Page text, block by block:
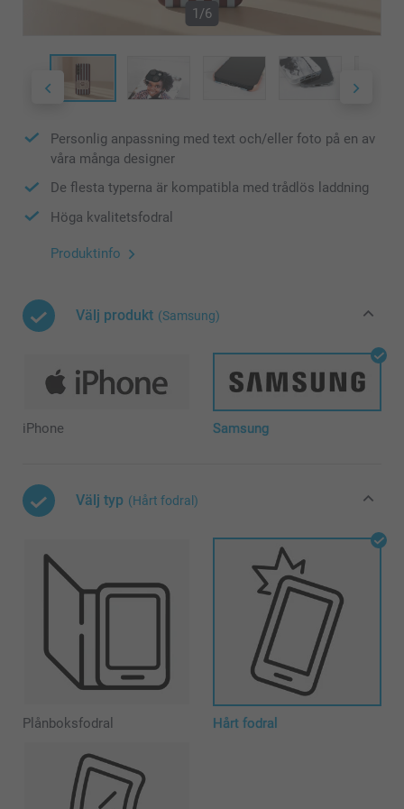
1/6
Personlig anpassning med text och/eller foto på en av
våra många designer
De flesta typerna är kompatibla med trådlös laddning
Höga kvalitetsfodral
Produktinfo
Välj produkt (Samsung)
iPhone Samsung
Välj typ (Hårt fodral)
Plånboksfodral Hårt fodral